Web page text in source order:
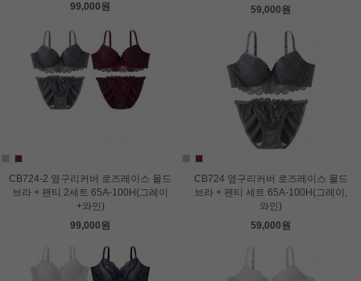
99,000원
59,000원
CB724-2 옆구리커버 로즈레이스 몰드
브라 + 팬티 2세트 65A-100H(그레이
+와인)
99,000원
CB724 옆구리커버 로즈레이스 몰드
브라 + 팬티 세트 65A-100H(그레이,
와인)
59,000원